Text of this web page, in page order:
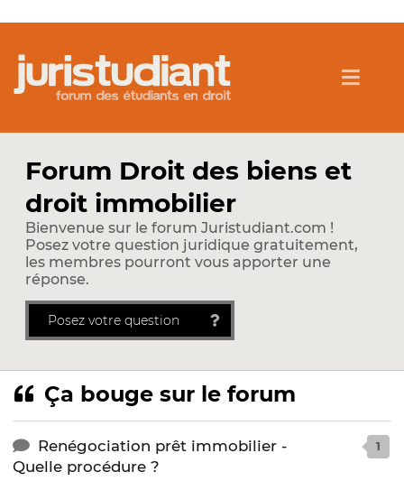
Forum Droit des biens et
droit immobilier
Bienvenue sur le forum Juristudiant.com !
Posez votre question juridique gratuitement,
les membres pourront vous apporter une
réponse.
Posez votre question
Ça bouge sur le forum
Renégociation prêt immobilier -
Quelle procédure ?
1